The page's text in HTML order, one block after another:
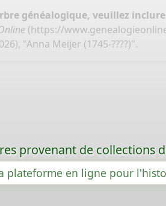
généalogique, veuillez
(https://
"Anna Meijer (1745-????)".
provenant de collections
plateforme en ligne pour